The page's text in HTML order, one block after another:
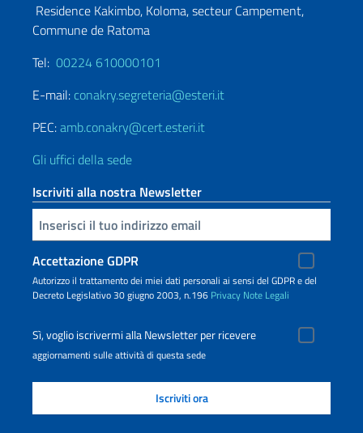
Residence Kakimbo, Koloma, secteur Campement,
Commune de Ratoma
Tel: 00224 610000101
E-mail: conakry.segreteria@esteri.it
PEC:amb.conakry@cert.esteri.it
Gli uffici della sede
Iscriviti alla nostra Newsletter
Inserisci la tua email
Accettazione GDPR
Autorizzo il trattamento dei miei dati personali ai sensi del GDPR e del
Decreto Legislativo 30 giugno 2003, n.196 Privacy Note Legali
Sì, voglio iscrivermi alla Newsletter per ricevere
aggiornamenti sulle attività di questa sede